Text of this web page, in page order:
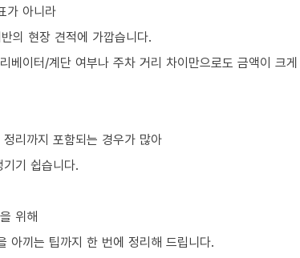
가 아니라
의 현장 견적에 가깝습니다.
베이터/계단 여부나 주차 거리 차이만으로도 금액이 크
리까지 포함되는 경우가 많아
기 쉽습니다.
위해
아끼는 팁까지 한 번에 정리해 드립니다.